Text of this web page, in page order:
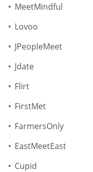
MeetMindful
Lovoo
JPeopleMeet
Jdate
Flirt
FirstMet
FarmersOnly
EastMeetEast
Cupid